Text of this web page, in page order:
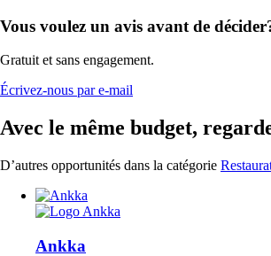
Vous voulez un avis avant de
Gratuit et sans engagement.
Écrivez-nous par e-mail
Avec le même budget,
D’autres opportunités dans la catégorie
Ankka